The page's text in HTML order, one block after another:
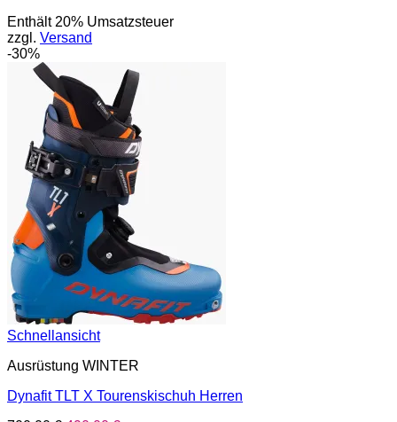
war:
600,00 €
ist:
Enthält 20% Umsatzsteuer
zzgl. Versand
-30%
Schnellansicht
Ausrüstung WINTER
Dynafit TLT X Tourenskischuh Herren